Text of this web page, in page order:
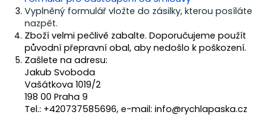
Vyplněný formulář vložte do zásilky, kterou posíláte
nazpět.
Zboží velmi pečlivě zabalte. Doporučujeme použít
původní přepravní obal, aby nedošlo k poškození.
Zašlete na adresu:
Jakub Svoboda
Vašátkova 1019/2
198 00 Praha 9
Tel.: +420737585696, e-mail: info@rychlapaska.cz
?